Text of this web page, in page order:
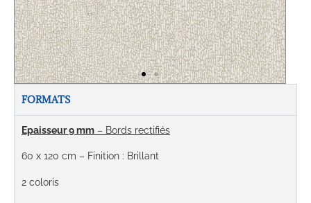
FORMATS
Epaisseur 9 mm – Bords rectifiés
60 x 120 cm – Finition : Brillant
2 coloris